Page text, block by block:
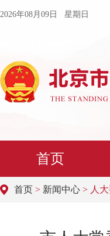
2026年08月09日 星期日
首页
首页 > 新闻中心 > 人